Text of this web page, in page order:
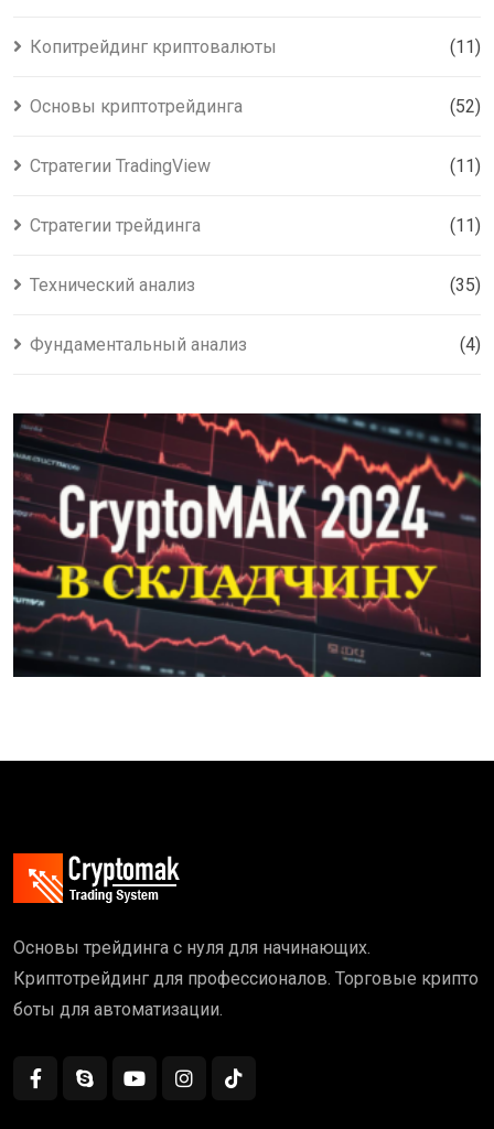
Копитрейдинг криптовалюты (11)
Основы криптотрейдинга (52)
Стратегии TradingView (11)
Стратегии трейдинга (11)
Технический анализ (35)
Фундаментальный анализ (4)
Основы трейдинга с нуля для начинающих.
Криптотрейдинг для профессионалов. Торговые крипто
боты для автоматизации.